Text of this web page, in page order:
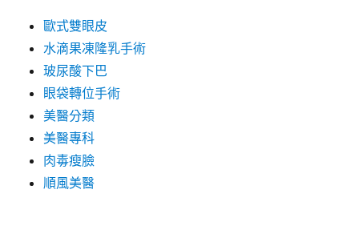
歐式雙眼皮
水滴果凍隆乳手術
玻尿酸下巴
眼袋轉位手術
美醫分類
美醫專科
肉毒瘦臉
順風美醫